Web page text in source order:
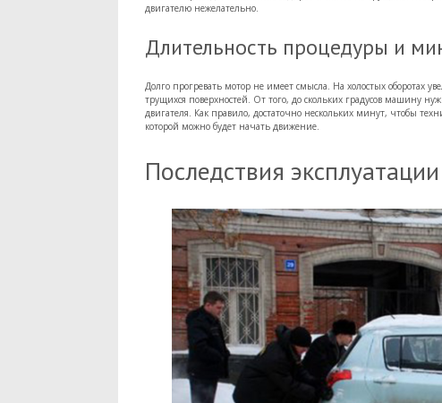
двигателю нежелательно.
Длительность процедуры и
Долго прогревать мотор не имеет смысла. На холостых оборотах
трущихся поверхностей. От того, до скольких градусов машину
двигателя. Как правило, достаточно нескольких минут, чтобы
которой можно будет начать движение.
Последствия